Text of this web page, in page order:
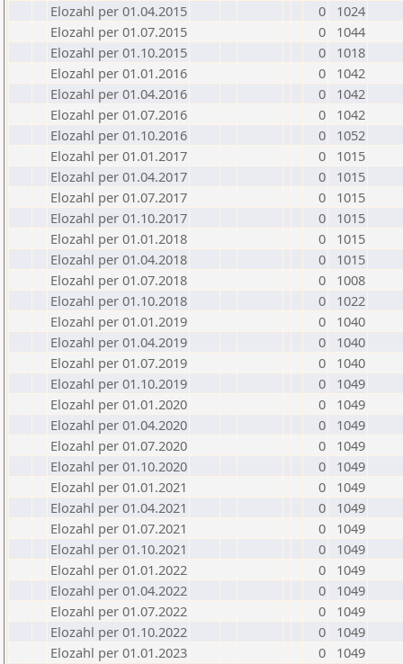
Elozahl per 01.04.2015
0
1024
Elozahl per 01.07.2015
0
1044
Elozahl per 01.10.2015
0
1018
Elozahl per 01.01.2016
0
1042
Elozahl per 01.04.2016
0
1042
Elozahl per 01.07.2016
0
1042
Elozahl per 01.10.2016
0
1052
Elozahl per 01.01.2017
0
1015
Elozahl per 01.04.2017
0
1015
Elozahl per 01.07.2017
0
1015
Elozahl per 01.10.2017
0
1015
Elozahl per 01.01.2018
0
1015
Elozahl per 01.04.2018
0
1015
Elozahl per 01.07.2018
0
1008
Elozahl per 01.10.2018
0
1022
Elozahl per 01.01.2019
0
1040
Elozahl per 01.04.2019
0
1040
Elozahl per 01.07.2019
0
1040
Elozahl per 01.10.2019
0
1049
Elozahl per 01.01.2020
0
1049
Elozahl per 01.04.2020
0
1049
Elozahl per 01.07.2020
0
1049
Elozahl per 01.10.2020
0
1049
Elozahl per 01.01.2021
0
1049
Elozahl per 01.04.2021
0
1049
Elozahl per 01.07.2021
0
1049
Elozahl per 01.10.2021
0
1049
Elozahl per 01.01.2022
0
1049
Elozahl per 01.04.2022
0
1049
Elozahl per 01.07.2022
0
1049
Elozahl per 01.10.2022
0
1049
Elozahl per 01.01.2023
0
1049